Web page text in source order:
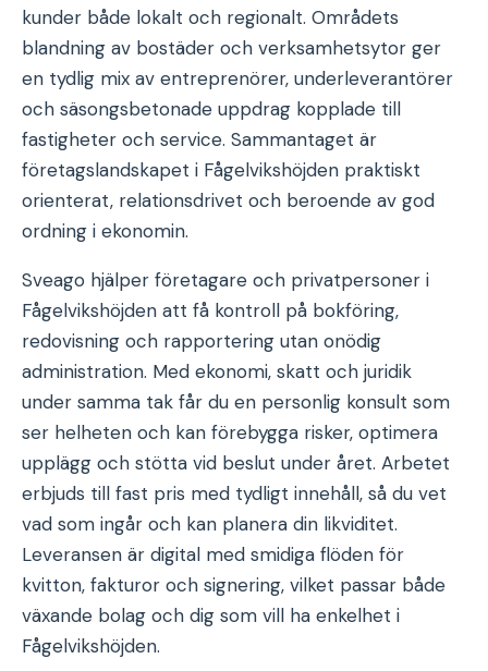
kunder både lokalt och regionalt. Områdets
blandning av bostäder och verksamhetsytor ger
en tydlig mix av entreprenörer, underleverantörer
och säsongsbetonade uppdrag kopplade till
fastigheter och service. Sammantaget är
företagslandskapet i Fågelvikshöjden praktiskt
orienterat, relationsdrivet och beroende av god
ordning i ekonomin.
Sveago hjälper företagare och privatpersoner i
Fågelvikshöjden att få kontroll på bokföring,
redovisning och rapportering utan onödig
administration. Med ekonomi, skatt och juridik
under samma tak får du en personlig konsult som
ser helheten och kan förebygga risker, optimera
upplägg och stötta vid beslut under året. Arbetet
erbjuds till fast pris med tydligt innehåll, så du vet
vad som ingår och kan planera din likviditet.
Leveransen är digital med smidiga flöden för
kvitton, fakturor och signering, vilket passar både
växande bolag och dig som vill ha enkelhet i
Fågelvikshöjden.